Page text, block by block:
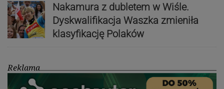
Nakamura z dubletem w Wiśle.
Dyskwalifikacja Waszka zmieniła
klasyfikację Polaków
Reklama